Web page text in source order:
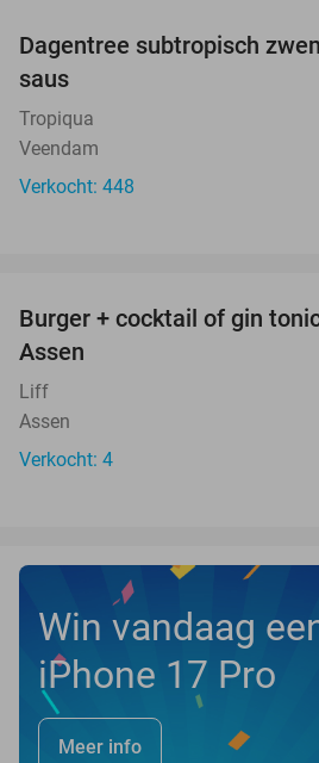
Dagentree subtropisch
saus
Tropiqua
Veendam
Verkocht: 448
NEW
TODAY
Burger + cocktail of gin
Assen
Liff
Assen
Verkocht: 4
Win vandaag
iPhone 17 Pro
Meer info